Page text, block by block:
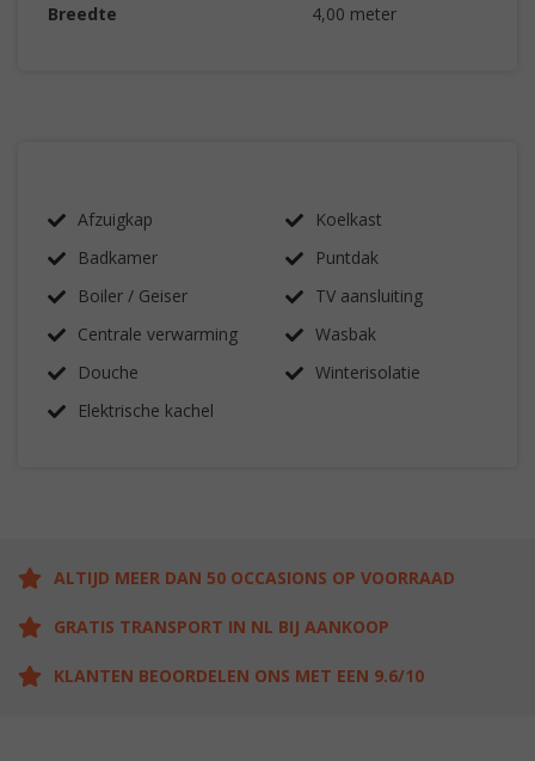
Breedte
4,00 meter
Afzuigkap
Badkamer
Boiler / Geiser
Centrale verwarming
Douche
Elektrische kachel
Koelkast
Puntdak
TV aansluiting
Wasbak
Winterisolatie
ALTIJD MEER DAN 50 OCCASIONS OP VOORRAAD
GRATIS TRANSPORT IN NL BIJ AANKOOP
KLANTEN BEOORDELEN ONS MET EEN 9.6/10